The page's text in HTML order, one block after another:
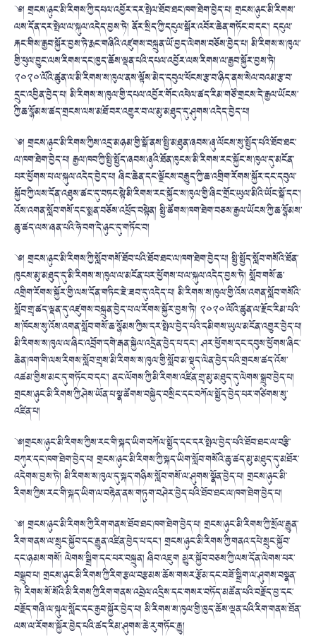
༄། གྲངས་ཉུང་མི་རིགས་ཀྱི་དཔལ་འབྱོར་དར་སྤེལ་ཐོབ་ཐང་ཁག་ཐེག་བྱེད་པ། གྲངས་ཉུང་མི་རིགས་
ལས་དོན་དར་སྤེལ་ལ་སྐུལ་འདེད་བྱས་ཏེ། ནོར་སྲིད་ཀྱི་དངུལ་སྒོར་འབོར་ཆེན་གཏོང་བ་དང་། དངུལ་
རྐང་གིས་རྒྱབ་སྐྱོར་བྱས་ཏེ་རྨང་གཞིའི་འཛུགས་བསྐྲུན་ཡོ་བྱད་ལེགས་བཅོས་བྱེད་པ། མི་རིགས་ས་ཁུལ་
གྱི་ཕུལ་བྱུང་ལས་རིགས་དང་ཁྱད་ཆོས་ལྡན་པའི་དཔལ་འབྱོར་ལས་རིགས་ལ་རྒྱབ་སྐྱོར་བྱས་ཏེ།
༢༠༢༠་ལོའི་ཚུན་ལ་མི་རིགས་ས་ཁུལ་ནས་ལྟོས་མེད་དབུལ་ཕོངས་རྩ་བ་ཉིད་ནས་སེལ་བའམ་རྩ་བ་
དྲུང་འབྱིན་བྱེད་པ། མི་རིགས་ས་ཁུལ་གྱི་དཔལ་འབྱོར་གོང་འཕེལ་ཚད་རིམ་གཙོ་གྲངས་དེ་རྒྱལ་ཡོངས་
ཀྱི་ཆ་སྙོམས་ཚད་གྲངས་ལས་མཐོ་བར་འགྱུར་བ་ལ་མུ་མཐུད་དུ་ཤུགས་འདེད་བྱེད་པ།
༄། གྲངས་ཉུང་མི་རིགས་ཀྱིས་འདྲ་མཉམ་གྱི་སྒོ་ནས་སྤྱི་མཐུན་ཞབས་ཞུ་ལོངས་སུ་སྤྱོད་པའི་ཐོབ་ཐང་
ལ་ཁག་ཐེག་བྱེད་པ། རྒྱལ་ཁབ་ཀྱི་སྤྱི་སྤྱོད་ཞབས་ཞུའི་ཐོན་ཁུངས་མི་རིགས་རང་སྐྱོང་ས་ཁུལ་དུ་མངོན་
པར་ཕྱོགས་པ་ལ་སྐུལ་འདེད་བྱེད་པ། ཞིང་ཆེན་དང་ལྗོངས་བརྒྱུད་ཀྱི་ཆ་འགྲིག་རོགས་སྐྱོར་དང་དབུལ་
སྐྱོབ་ཀྱི་ལས་དོན་འཐུས་ཚང་དུ་བཏང་སྟེ་མི་རིགས་རང་སྐྱོང་ས་ཁུལ་གྱི་ཞིང་གྲོང་ཡུལ་མིའི་ཡོང་སྒོ་དང་།
འོས་འགན་སློབ་གསོ་དང་སྨན་བཅོས་འཕྲོད་བསྟེན། སྤྱི་ཚོགས་ཁག་ཐེག་བཅས་རྒྱལ་ཡོངས་ཀྱི་ཆ་སྙོམས་
ཆུ་ཚད་ལས་ཞན་པའི་ཧེ་བག་དེ་ཉུང་དུ་གཏོང་བ།
༄། གྲངས་ཉུང་མི་རིགས་ཀྱི་སློབ་གསོ་ཐོབ་པའི་ཐོབ་ཐང་ལ་ཁག་ཐེག་བྱེད་པ། སྤྱི་སྤྱོད་སློབ་གསོའི་ཐོན་
ཁུངས་མུ་མཐུད་དུ་མི་རིགས་ས་ཁུལ་ལ་མངོན་པར་ཕྱོགས་པ་ལ་སྐུལ་འདེད་བྱས་ཏེ། སློབ་གསོ་ཆ་
འགྲིག་རོགས་སྐྱོར་གྱི་ལས་དོན་གཏིང་ཇེ་ཟབ་དུ་འདེད་པ། མི་རིགས་ས་ཁུལ་གྱི་འོས་འགན་སློབ་གསོའི་
སློབ་གྲྭ་ཚད་ལྡན་དུ་འཛུགས་བསྐྲུན་བྱེད་པ་ལ་རོགས་སྐྱོར་བྱས་ཏེ། ༢༠༢༠་ལོའི་ཚུན་ལ་རྫོང་རིམ་པའི་
ས་ཁོངས་སུ་འོས་འགན་སློབ་གསོ་ཆ་སྙོམས་ཀྱིས་དར་སྤེལ་བྱེད་པའི་དམིགས་ཡུལ་མངོན་འགྱུར་བྱེད་པ།
མི་རིགས་ས་ཁུལ་ལ་ཞིང་འབྲོག་དགེ་རྒན་སྐྱེལ་འདྲེན་བྱེད་པ་དང་། ཤར་ཕྱོགས་དང་དབུས་ཕྱོགས་ཞིང་
ཆེན་ཁག་གི་ལས་རིགས་སློབ་གྲྭས་མི་རིགས་ས་ཁུལ་གྱི་སློབ་མ་སྡུད་ལེན་བྱེད་པའི་གྲངས་ཚད་འོས་
འཚམ་གྱིས་མང་དུ་གཏོང་བ་དང་། ནང་ལོགས་ཀྱི་མི་རིགས་འཛིན་གྲྭ་མུ་མཐུད་དུ་ལེགས་སྒྲུབ་བྱེད་པ།
གྲངས་ཉུང་མི་རིགས་ཀྱི་ཤེས་ཡོན་པ་སྣ་ཚོགས་བསྐྱེད་བསྲིང་དང་བཀོལ་སྤྱོད་བྱེད་པར་གཙིགས་སུ་
འཛིན་པ།
༄།གྲངས་ཉུང་མི་རིགས་ཀྱིས་རང་གི་སྐད་ཡིག་བཀོལ་སྤྱོད་དང་དར་སྤེལ་བྱེད་པའི་ཐོབ་ཐང་ལ་བརྩི་
བཀུར་དང་ཁག་ཐེག་བྱེད་པ། གྲངས་ཉུང་མི་རིགས་ཀྱི་སྐད་ཡིག་སློབ་གསོའི་ཆུ་ཚད་མུ་མཐུད་དུ་མཐོར་
འདེགས་བྱས་ཏེ། མི་རིགས་ས་ཁུལ་དུ་སྐད་གཉིས་སློབ་གསོ་ལ་ཤུགས་སྣོན་བྱེད་པ། གྲངས་ཉུང་མི་
རིགས་ཀྱིས་རང་གི་སྐད་ཡིག་ལ་བརྟེན་ནས་གཏུག་བཤེར་བྱེད་པའི་ཐོབ་ཐང་ལ་ཁག་ཐེག་བྱེད་པ།
༄། གྲངས་ཉུང་མི་རིགས་ཀྱི་རིག་གནས་ཐོབ་ཐང་ཁག་ཐེག་བྱེད་པ། གྲངས་ཉུང་མི་རིགས་ཀྱི་སྲོལ་རྒྱུན་
རིག་གནས་ལ་སྲུང་སྐྱོབ་དང་རྒྱུན་འཛིན་བྱེད་པ་དང་། གྲངས་ཉུང་མི་རིགས་ཀྱི་གནའ་དཔེ་སྲུང་སྐྱོབ་
དང་ཉམས་གསོ། ལེགས་སྒྲིག་དང་པར་བསྐྲུན། ཞིབ་འཇུག མྱུར་སྐྱོབ་བཅས་ཀྱི་ལས་དོན་ལེགས་པར་
བསྒྲུབ་པ། གྲངས་ཉུང་མི་རིགས་ཀྱི་རིག་རྩལ་བརྩམས་ཆོས་གསར་རྩོམ་དང་བཟོ་སྒྲིག་ལ་ཤུགས་བསྣན་
ཏེ། རིགས་སོ་སོའི་མི་རིགས་ཀྱི་རིག་གནས་འབྲེལ་འདྲིས་དང་གསར་བཏོད་མཚོན་པའི་བརྗོད་བྱ་དང་
བརྗོད་གཞི་ལ་སྐུལ་སློང་དང་རྒྱབ་སྐྱོར་བྱེད་པ། མི་རིགས་ས་ཁུལ་གྱི་ཁྱད་ཆོས་ལྡན་པའི་རིག་གནས་ཐོན་
ལས་ལ་རོགས་སྐྱོར་བྱེད་པའི་ཚད་རིམ་ཤུགས་ཆེ་རུ་གཏོང་རྒྱུ།